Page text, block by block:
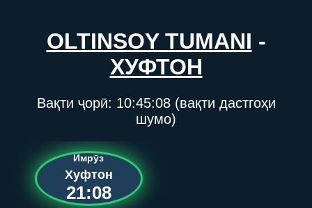
OLTINSOY TUMANI -
ХУФТОН
Вақти ҷорӣ: 10:45:08(вақти дастгоҳи
шумо)
Имрӯз
Хуфтон
21:08